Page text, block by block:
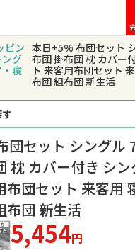
ピン
グ
・寝
本日+5% 布団セット
布団 掛布団 枕 カバー
ト 来客用布団セット
布団 組布団 新生活
レディースフ
バッグ
キッズ・ベビ
アウトドア、
団セット シングル
枕 カバー付き シ
布団セット 来客用
布団 新生活
5,454円